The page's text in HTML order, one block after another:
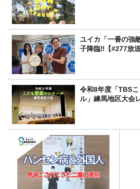
ユイカ「一番の強
子降臨‼【#277放送
令和8年度「TBS
ル」練馬地区大会